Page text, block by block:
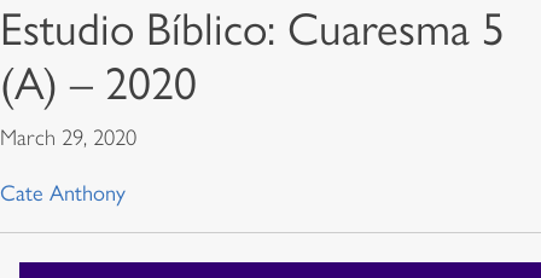
Estudio Bíblico: Cuaresma 5
(A) – 2020
March 29, 2020
Cate Anthony